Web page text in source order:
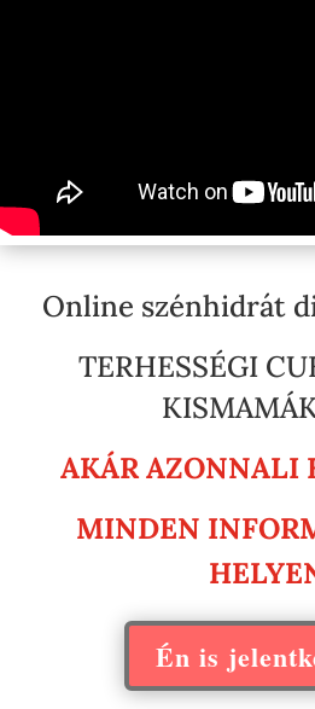
Online szénhidrát
TERHESSÉGI
AKÁR AZONNALI
MINDEN
Én is